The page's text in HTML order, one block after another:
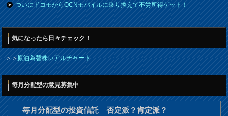
ついにドコモからOCNモバイルに乗り換えて不労所得ゲット！
気になったら日々チェック！
＞＞原油為替株レアルチャート
毎月分配型の意見募集中
毎月分配型の投資信託 否定派？肯定派？